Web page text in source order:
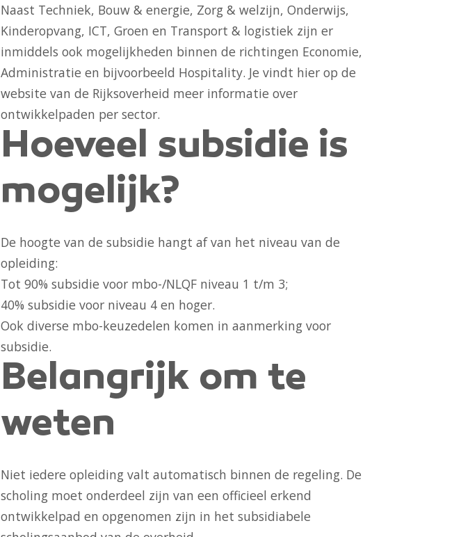
Naast Techniek, Bouw & energie, Zorg & welzijn, Onderwijs,
Kinderopvang, ICT, Groen en Transport & logistiek zijn er
inmiddels ook mogelijkheden binnen de richtingen Economie,
Administratie en bijvoorbeeld Hospitality. Jevindt hier op de
website van de Rijksoverheid meer informatie over
ontwikkelpaden per sector.
Hoeveel subsidie is
mogelijk?
De hoogte van de subsidie hangt af van het niveau van de
opleiding:
Tot 90% subsidie voor mbo-/NLQF niveau 1 t/m 3;
40% subsidie voor niveau 4 en hoger.
Ook diverse mbo-keuzedelen komen in aanmerking voor
subsidie.
Belangrijk om te
weten
Niet iedere opleiding valt automatisch binnen de regeling. De
scholing moet onderdeel zijn van een officieel erkend
ontwikkelpad en opgenomen zijn in het subsidiabele